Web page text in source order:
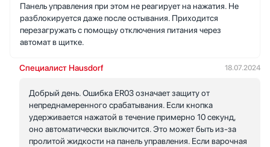
Панель управления при этом не реагирует на нажатия. Не
разблокируется даже после остывания. Приходится
перезагружать с помощьу отключения питания через
автомат в щитке.
Специалист Hausdorf 18.07.2024
Добрый день. Ошибка ER03 означает защиту от
непреднамеренного срабатывания. Если кнопка
удерживается нажатой в течение примерно 10 секунд,
оно автоматически выключится. Это может быть из-за
пролитой жидкости на панель управления. Если варочная